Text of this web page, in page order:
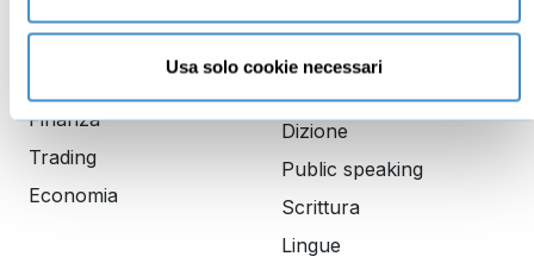
Usa solo cookie necessari
Educazione
finanziaria
Finanza
Trading
Economia
Comunicazione
Copywriting
PNL
Dizione
Public speaking
Scrittura
Lingue